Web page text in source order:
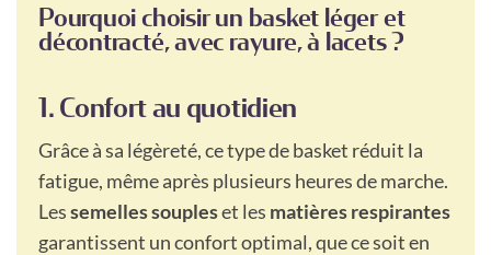
Pourquoi choisir un basket léger et
décontracté, avec rayure, à lacets ?
1. Confort au quotidien
Grâce à sa légèreté, ce type de basket réduit la
fatigue, même après plusieurs heures de marche.
Lessemelles soupleset les matières respirantes
garantissent un confort optimal, que ce soit en